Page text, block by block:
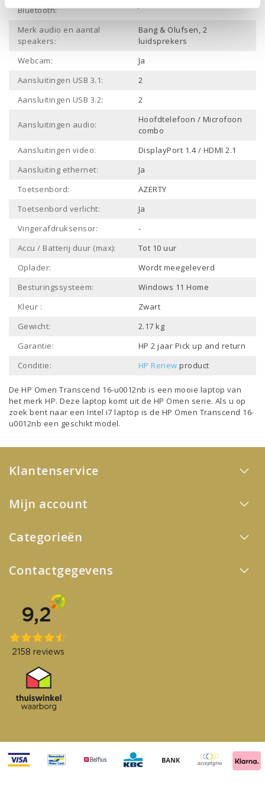
Bluetooth:
Merk audio en aantal
speakers:
Bang & Olufsen, 2
luidsprekers
Webcam:
Ja
Aansluitingen USB 3.1:
2
Aansluitingen USB 3.2:
2
Aansluitingen audio:
Hoofdtelefoon / Microfoon
combo
Aansluitingen video:
DisplayPort 1.4 / HDMI 2.1
Aansluiting ethernet:
Ja
Toetsenbord:
AZERTY
Toetsenbord verlicht:
Ja
Vingerafdruksensor:
-
Accu / Batterij duur (max):
Tot 10 uur
Oplader:
Wordt meegeleverd
Besturingssysteem:
Windows 11 Home
Kleur :
Zwart
Gewicht:
2.17 kg
Garantie:
HP 2 jaar Pick up and return
Conditie:
HP Renew product
De HP Omen Transcend 16-u0012nb is een mooie laptop van
het merkHP. Deze laptop komt uit de HP Omen serie. Als u op
zoek bent naar eenIntel i7 laptop is de HP Omen Transcend 16-
u0012nb een geschikt model.
Klantenservice
Mijn account
Categorieën
Contactgegevens